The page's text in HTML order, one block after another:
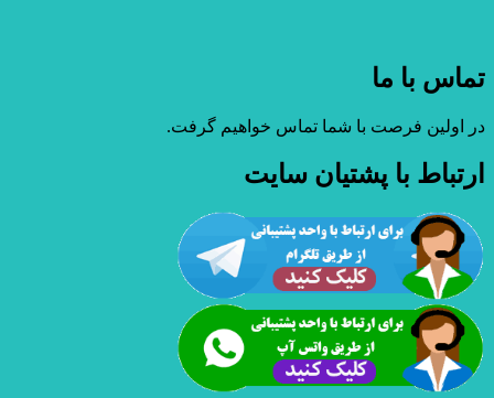
تماس با ما
در اولین فرصت با شما تماس خواهیم گرفت.
ارتباط با پشتیان سایت